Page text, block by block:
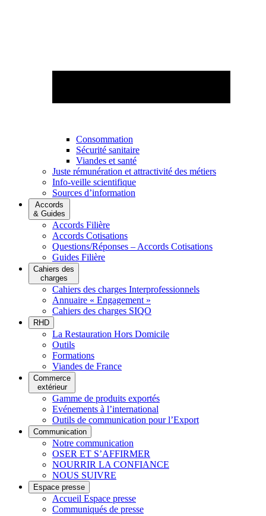
Consommation
Sécurité sanitaire
Viandes et santé
Juste rémunération et attractivité des métiers
Info-veille scientifique
Sources d’information
Accords
& Guides
Accords Filière
Accords Cotisations
Questions/Réponses – Accords Cotisations
Guides Filière
Cahiers des
charges
Cahiers des charges Interprofessionnels
Annuaire « Engagement »
Cahiers des charges SIQO
RHD
La Restauration Hors Domicile
Outils
Formations
Viandes de France
Commerce
extérieur
Gamme de produits exportés
Evénements à l’international
Outils de communication pour l’Export
Communication
Notre communication
OSER ET S’AFFIRMER
NOURRIR LA CONFIANCE
NOUS SUIVRE
Espace presse
Accueil Espace presse
Communiqués de presse